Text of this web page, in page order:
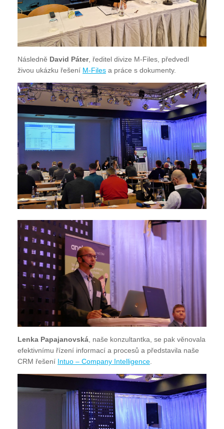
Následně David Páter, ředitel divize M-Files, předvedl
živou ukázku řešení M-Files a práce s dokumenty.
Lenka Papajanovská , naše konzultantka, se pak věnovala
efektivnímu řízení informací a procesů a představila naše
CRM řešení Intuo – Company Intelligence